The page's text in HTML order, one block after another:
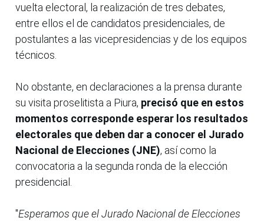
vuelta electoral, la realización de tres debates,
entre ellos el de candidatos presidenciales, de
postulantes a las vicepresidencias y de los equipos
técnicos.
No obstante, en declaraciones a la prensa durante
su visita proselitista a Piura, precisó que en estos
momentos corresponde esperar los resultados
electorales que deben dar a conocer el Jurado
Nacional de Elecciones (JNE), así como la
convocatoria a la segunda ronda de la elección
presidencial.
"Esperamos que el Jurado Nacional de Elecciones